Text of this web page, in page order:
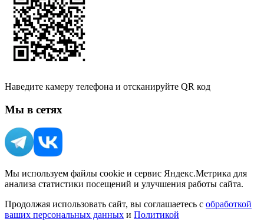
Наведите камеру телефона и отсканируйте QR код
Мы в сетях
Мы используем файлы cookie и сервис Яндекс.Метрика для
анализа статистики посещений и улучшения работы сайта.
Продолжая использовать сайт, вы соглашаетесь с обработкой
ваших персональных данных и Политикой